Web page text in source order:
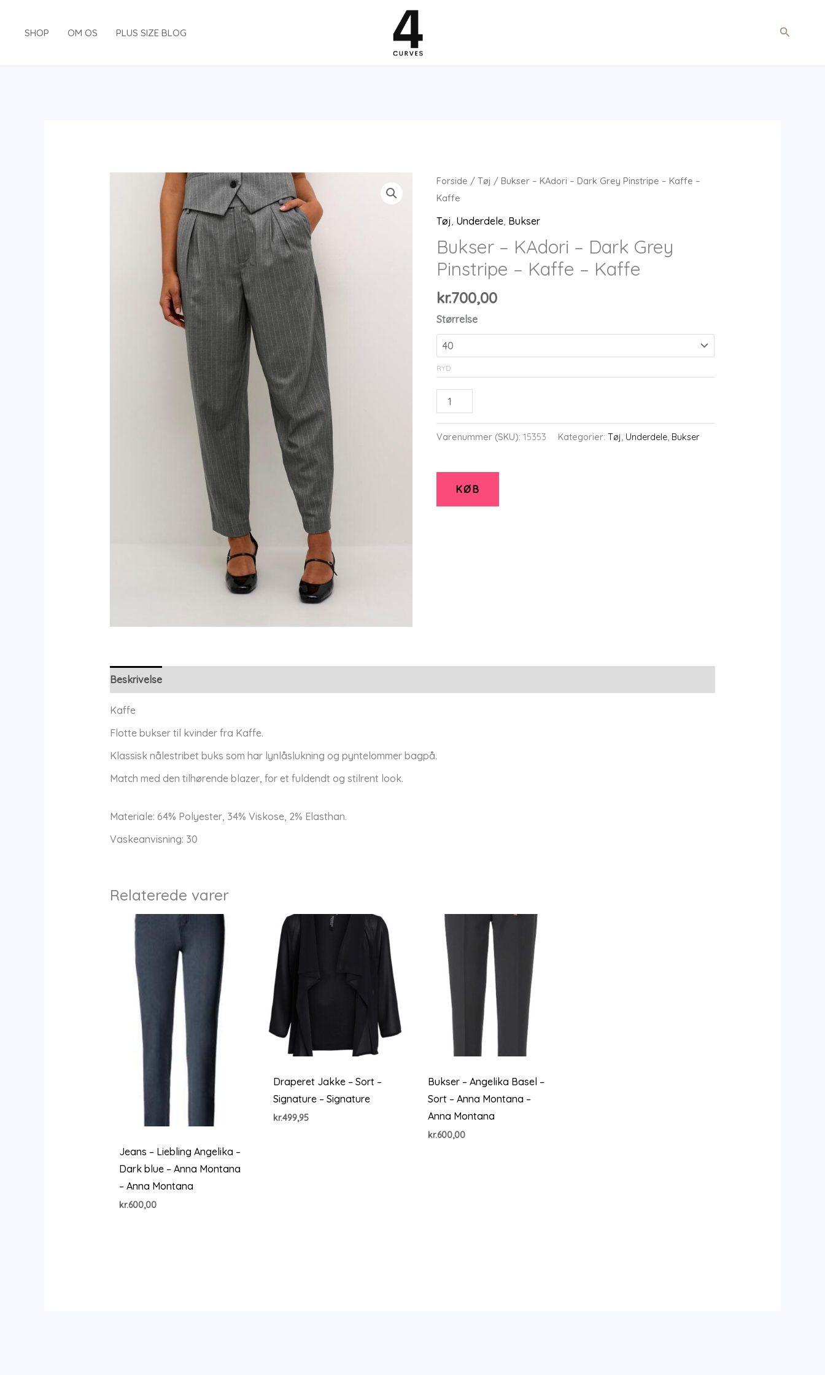
SHOP OM OS PLUS SIZE BLOG Søg
Forside /Tøj / Bukser – KAdori – Dark Grey Pinstripe – Kaffe –
Kaffe
Tøj Underdele Bukser
Bukser – KAdori – Dark Grey
Pinstripe – Kaffe – Kaffe
kr.700,00
Størrelse
RYD
Bukser
-
KAdori
Grey
Varenummer (SKU):15353 Kategorier:Tøj, Underdele, Bukser
KØB
Beskrivelse
Kaffe
Flotte bukser til kvinder fra Kaffe.
Klassisk nålestribet buks som har lynlåslukning og pyntelommer bagpå.
Match med den tilhørende blazer, for et fuldendt og stilrent look.
Materiale: 64% Polyester, 34% Viskose, 2% Elasthan.
Vaskeanvisning: 30
Relaterede varer
Jeans – Liebling Angelika –
Dark blue – Anna Montana
– Anna Montana
kr.600,00
Draperet Jakke – Sort –
Signature – Signature
kr.499,95
Bukser – Angelika Basel –
Sort – Anna Montana –
Anna Montana
kr.600,00